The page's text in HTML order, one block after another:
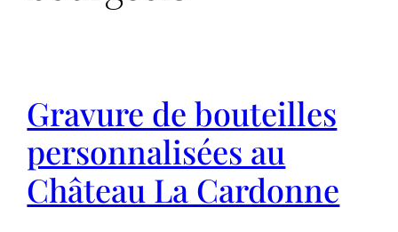
Gravure de bouteilles
personnalisées au
Château La Cardonne